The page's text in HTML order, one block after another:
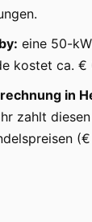
eine 50-
kostet ca. €
in
zahlt